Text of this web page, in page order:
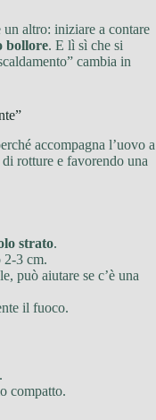
altro: iniziare a contare
bollore. E lì sì che si
cambia in
accompagna l’uovo a
rotture e favorendo una
strato.
2-3 cm.
può aiutare se c’è una
il fuoco.
compatto.